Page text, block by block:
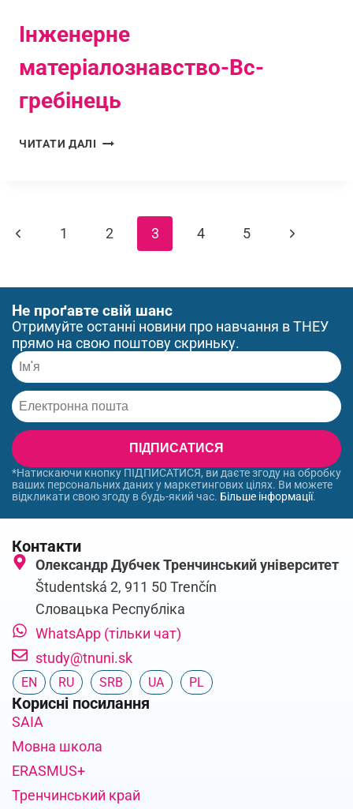
Інженерне
матеріалознавство-Bc-
гребінець
ЧИТАТИ ДАЛІ
1 2 3 4 5
Не проґавте свій шанс
Отримуйте останні новини про навчання в ТНЕУ
прямо на свою поштову скриньку.
ПІДПИСАТИСЯ
*Натискаючи кнопку ПІДПИСАТИСЯ, ви даєте згоду на обробку
ваших персональних даних у маркетингових цілях. Ви можете
відкликати свою згоду в будь-який час. Більше інформації.
Контакти
Олександр Дубчек Тренчинський університет
Študentská 2, 911 50 Trenčín
Словацька Республіка
WhatsApp (тільки чат)
study@tnuni.sk
EN RU SRB UA PL
Корисні посилання
SAIA
Мовна школа
ERASMUS+
Тренчинський край